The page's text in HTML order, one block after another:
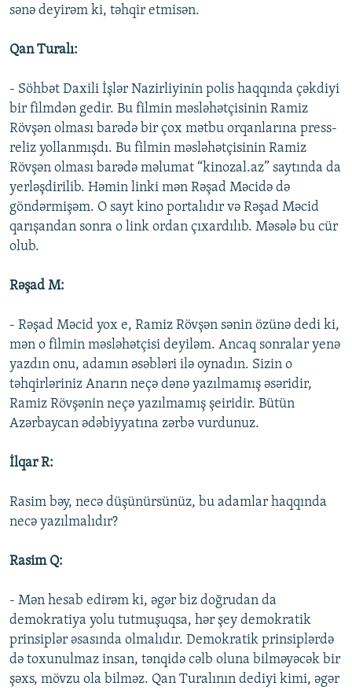
sənə deyirəm ki, təhqir etmisən.
Qan Turalı:
- Söhbət Daxili İşlər Nazirliyinin polis haqqında çəkdiyi
bir filmdən gedir. Bu filmin məsləhətçisinin Ramiz
Rövşən olması barədə bir çox mətbu orqanlarına press-
reliz yollanmışdı. Bu filmin məsləhətçisinin Ramiz
Rövşən olması barədə məlumat “kinozal.az” saytında da
yerləşdirilib. Həmin linki mən Rəşad Məcidə də
göndərmişəm. O sayt kino portalıdır və Rəşad Məcid
qarışandan sonra o link ordan çıxardılıb. Məsələ bu cür
olub.
Rəşad M:
- Rəşad Məcid yox e, Ramiz Rövşən sənin özünə dedi ki,
mən o filmin məsləhətçisi deyiləm. Ancaq sonralar yenə
yazdın onu, adamın əsəbləri ilə oynadın. Sizin o
təhqirləriniz Anarın neçə dənə yazılmamış əsəridir,
Ramiz Rövşənin neçə yazılmamış şeiridir. Bütün
Azərbaycan ədəbiyyatına zərbə vurdunuz.
İlqar R:
Rasim bəy, necə düşünürsünüz, bu adamlar haqqında
necə yazılmalıdır?
Rasim Q:
- Mən hesab edirəm ki, əgər biz doğrudan da
demokratiya yolu tutmuşuqsa, hər şey demokratik
prinsiplər əsasında olmalıdır. Demokratik prinsiplərdə
də toxunulmaz insan, tənqidə cəlb oluna bilməyəcək bir
şəxs, mövzu ola bilməz. Qan Turalının dediyi kimi, əgər